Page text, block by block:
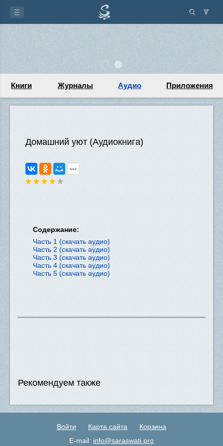
Книги Журналы Аудио Приложения
Домашний уют (Аудиокнига)
Содержание:
Часть 1 (скачать аудио)
Часть 2 (скачать аудио)
Часть 3 (скачать аудио)
Часть 4 (скачать аудио)
Часть 5 (скачать аудио)
Рекомендуем также
Войти Карта сайта
Корзина
E-mail: info@saraswati.pro